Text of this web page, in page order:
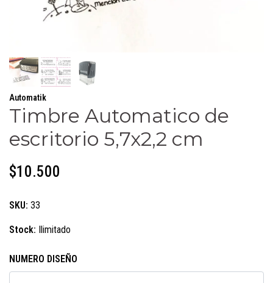
Automatik
Timbre Automatico de
escritorio 5,7x2,2 cm
$10.500
SKU: 33
Stock: Ilimitado
NUMERO DISEÑO